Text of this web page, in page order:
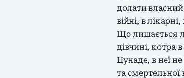
долати
війні, в
Що лишається
дівчині, котра
Цунаде, в неї
та смертельної